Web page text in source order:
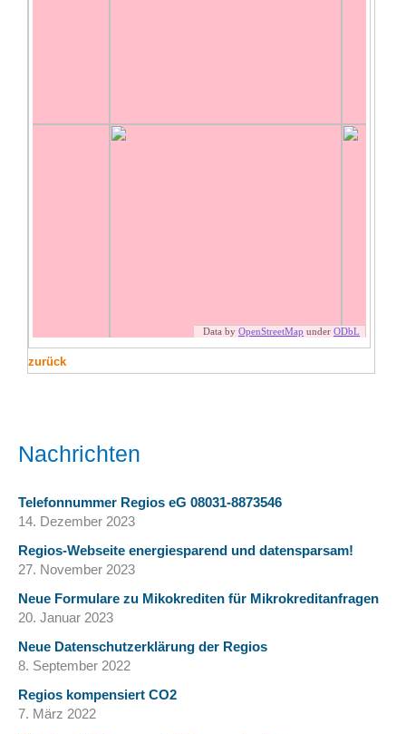
zurück
Nachrichten
Telefonnummer Regios eG 08031-8873546
14. Dezember 2023
Regios-Webseite energiesparend und datensparsam!
27. November 2023
Neue Formulare zu Mikokrediten für Mikrokreditanfragen
20. Januar 2023
Neue Datenschutzerklärung der Regios
8. September 2022
Regios kompensiert CO2
7. März 2022